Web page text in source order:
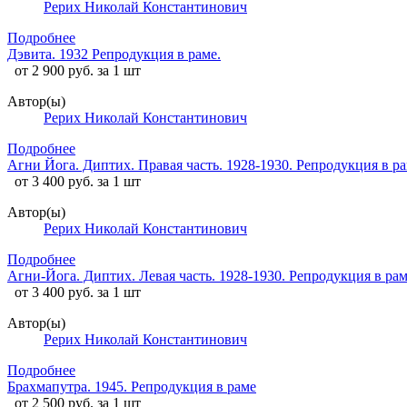
Рерих Николай Константинович
Подробнее
Дэвита. 1932 Репродукция в раме.
от 2 900 руб. за 1 шт
Автор(ы)
Рерих Николай Константинович
Подробнее
Агни Йога. Диптих. Правая часть. 1928-1930. Репродукция в
от 3 400 руб. за 1 шт
Автор(ы)
Рерих Николай Константинович
Подробнее
Агни-Йога. Диптих. Левая часть. 1928-1930. Репродукция в
от 3 400 руб. за 1 шт
Автор(ы)
Рерих Николай Константинович
Подробнее
Брахмапутра. 1945. Репродукция в раме
от 2 500 руб. за 1 шт